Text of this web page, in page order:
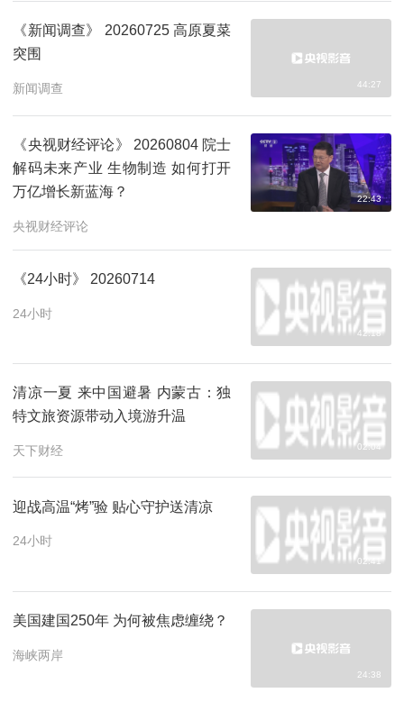
《新闻调查》 20260725 高原夏菜
突围
新闻调查 44:27
《央视财经评论》 20260804 院士
解码未来产业 生物制造 如何打开
万亿增长新蓝海？
央视财经评论
22:43
《24小时》 20260714
24小时
42:18
清凉一夏 来中国避暑 内蒙古：独
特文旅资源带动入境游升温
天下财经 02:04
迎战高温“烤”验 贴心守护送清凉
24小时
02:41
美国建国250年 为何被焦虑缠绕？
海峡两岸
24:38